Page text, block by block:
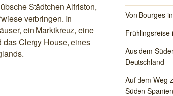
Städtchen Alfriston,
verbringen. In
ein Marktkreuz, eine
das Clergy House, eines
Von Bourges
Frühlingsreise
Aus dem
Deutschland
Auf dem Weg
Süden